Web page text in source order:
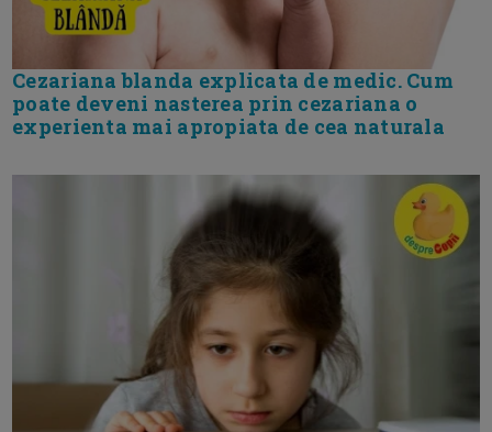
Cezariana blanda explicata de medic. Cum
poate deveni nasterea prin cezariana o
experienta mai apropiata de cea naturala